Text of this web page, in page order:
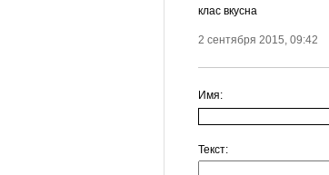
клас вкусна
2 сентября 2015, 09:42
Имя:
Текст: